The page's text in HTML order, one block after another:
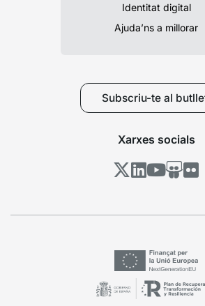
Identitat digital
Ajuda’ns a millorar
Subscriu-te al
Xarxes socials